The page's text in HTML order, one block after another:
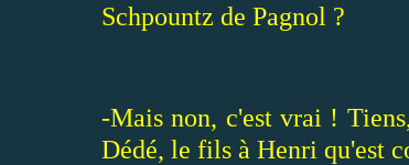
Schpountz de Pagnol ?
-Mais non, c'est vrai !
Dédé, le fils à Henri qu'est